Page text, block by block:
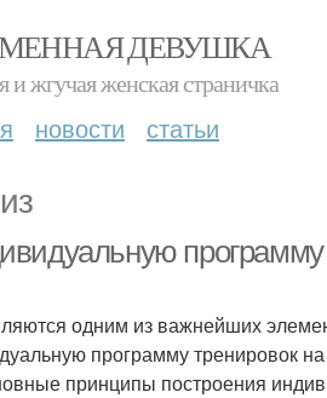
ДЕВУШКА
и жгучая женская страничка
новости статьи
одним из важнейших
программу тренировок
принципы построения